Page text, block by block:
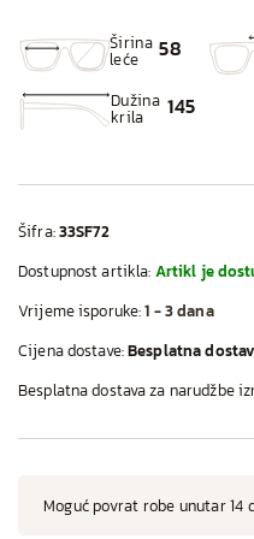
Širina
leće 58
Dužina
krila 145
Šifra:33SF72
Dostupnost artikla: Artikl je
Vrijeme isporuke:1 - 3 dana
Cijena dostave:Besplatna
Besplatna dostava za narudžbe
Moguć povrat robe unutar 14